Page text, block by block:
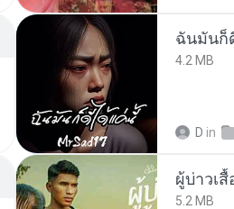
ฉันมันก็
4.2 MB
D in
ผู้บ่าวเสื้
5.2 MB